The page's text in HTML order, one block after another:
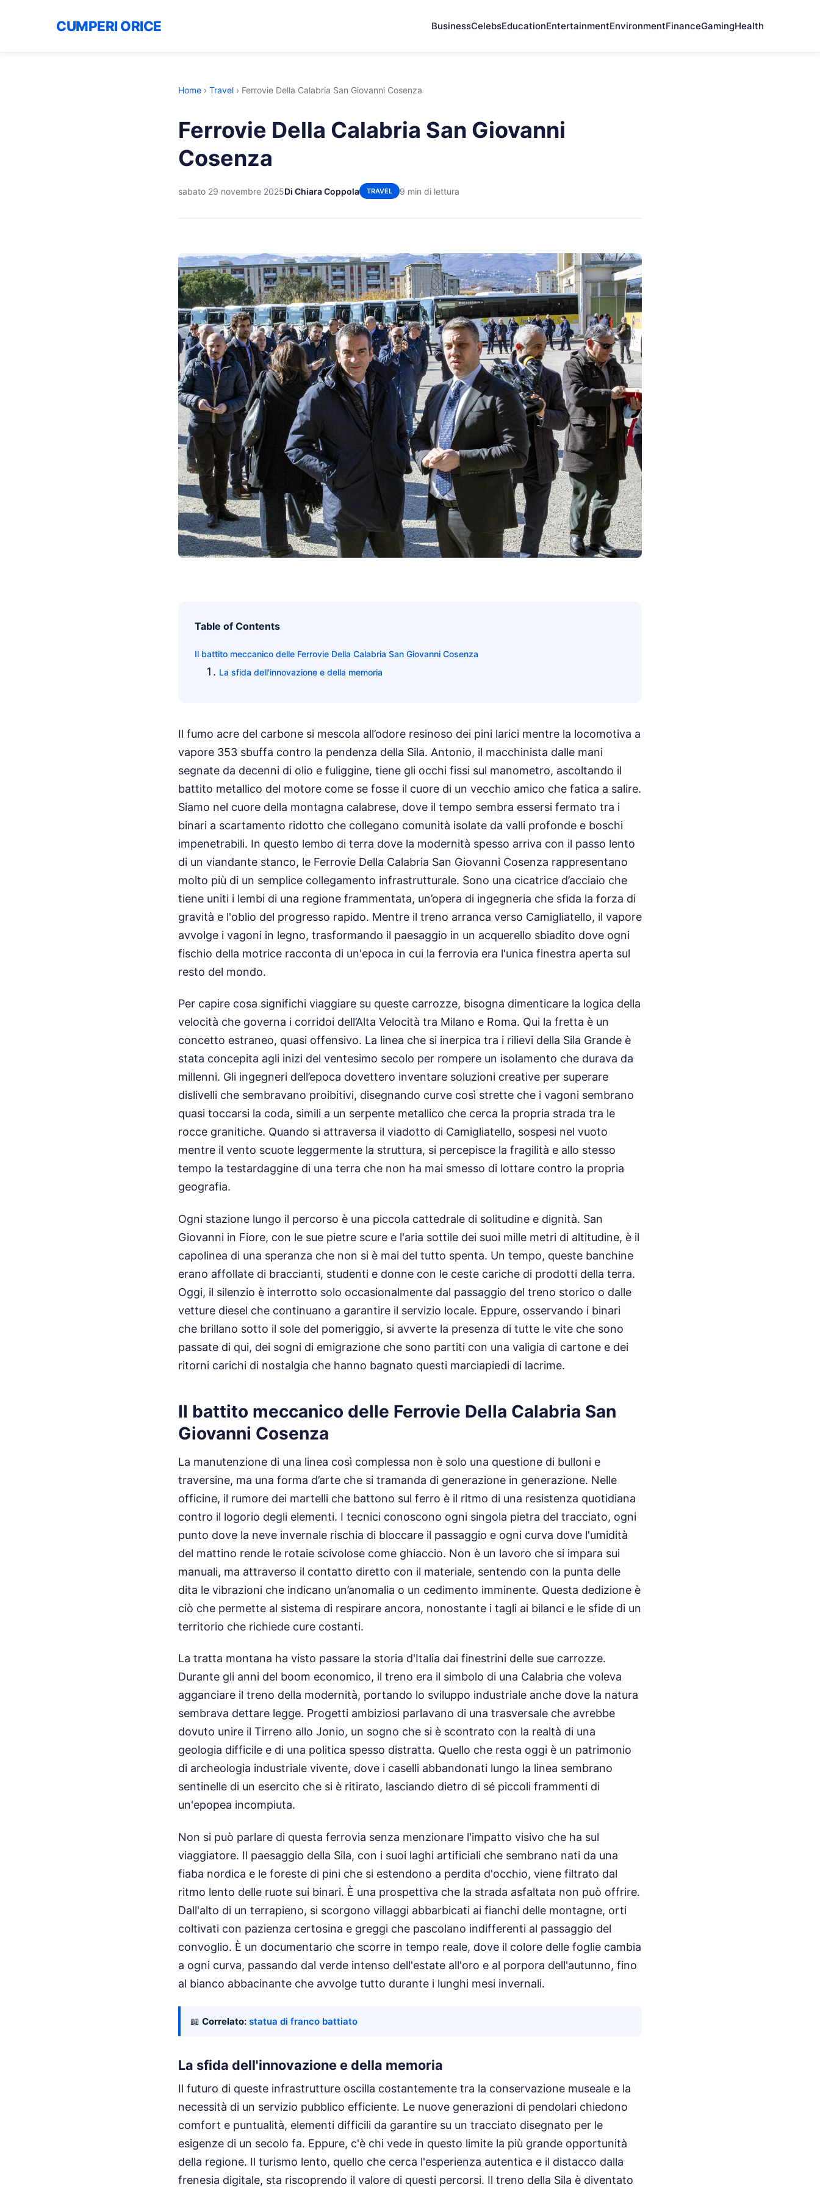
CUMPERI ORICE BusinessCelebsEducationEntertainmentEnvironmentFinanceGamingHealth
Home › Travel › Ferrovie Della Calabria San Giovanni Cosenza
Ferrovie Della Calabria San Giovanni
Cosenza
sabato 29 novembre 2025Di Chiara Coppola TRAVEL 9 min di lettura
Table of Contents
Il battito meccanico delle Ferrovie Della Calabria San Giovanni Cosenza
La sfida dell'innovazione e della memoria
Il fumo acre del carbone si mescola all’odore resinoso dei pini larici mentre la locomotiva a
vapore 353 sbuffa contro la pendenza della Sila. Antonio, il macchinista dalle mani
segnate da decenni di olio e fuliggine, tiene gli occhi fissi sul manometro, ascoltando il
battito metallico del motore come se fosse il cuore di un vecchio amico che fatica a salire.
Siamo nel cuore della montagna calabrese, dove il tempo sembra essersi fermato tra i
binari a scartamento ridotto che collegano comunità isolate da valli profonde e boschi
impenetrabili. In questo lembo di terra dove la modernità spesso arriva con il passo lento
di un viandante stanco, le Ferrovie Della Calabria San Giovanni Cosenza rappresentano
molto più di un semplice collegamento infrastrutturale. Sono una cicatrice d’acciaio che
tiene uniti i lembi di una regione frammentata, un’opera di ingegneria che sfida la forza di
gravità e l'oblio del progresso rapido. Mentre il treno arranca verso Camigliatello, il vapore
avvolge i vagoni in legno, trasformando il paesaggio in un acquerello sbiadito dove ogni
fischio della motrice racconta di un'epoca in cui la ferrovia era l'unica finestra aperta sul
resto del mondo.
Per capire cosa significhi viaggiare su queste carrozze, bisogna dimenticare la logica della
velocità che governa i corridoi dell’Alta Velocità tra Milano e Roma. Qui la fretta è un
concetto estraneo, quasi offensivo. La linea che si inerpica tra i rilievi della Sila Grande è
stata concepita agli inizi del ventesimo secolo per rompere un isolamento che durava da
millenni. Gli ingegneri dell’epoca dovettero inventare soluzioni creative per superare
dislivelli che sembravano proibitivi, disegnando curve così strette che i vagoni sembrano
quasi toccarsi la coda, simili a un serpente metallico che cerca la propria strada tra le
rocce granitiche. Quando si attraversa il viadotto di Camigliatello, sospesi nel vuoto
mentre il vento scuote leggermente la struttura, si percepisce la fragilità e allo stesso
tempo la testardaggine di una terra che non ha mai smesso di lottare contro la propria
geografia.
Ogni stazione lungo il percorso è una piccola cattedrale di solitudine e dignità. San
Giovanni in Fiore, con le sue pietre scure e l'aria sottile dei suoi mille metri di altitudine, è il
capolinea di una speranza che non si è mai del tutto spenta. Un tempo, queste banchine
erano affollate di braccianti, studenti e donne con le ceste cariche di prodotti della terra.
Oggi, il silenzio è interrotto solo occasionalmente dal passaggio del treno storico o dalle
vetture diesel che continuano a garantire il servizio locale. Eppure, osservando i binari
che brillano sotto il sole del pomeriggio, si avverte la presenza di tutte le vite che sono
passate di qui, dei sogni di emigrazione che sono partiti con una valigia di cartone e dei
ritorni carichi di nostalgia che hanno bagnato questi marciapiedi di lacrime.
Il battito meccanico delle Ferrovie Della Calabria San
Giovanni Cosenza
La manutenzione di una linea così complessa non è solo una questione di bulloni e
traversine, ma una forma d’arte che si tramanda di generazione in generazione. Nelle
officine, il rumore dei martelli che battono sul ferro è il ritmo di una resistenza quotidiana
contro il logorio degli elementi. I tecnici conoscono ogni singola pietra del tracciato, ogni
punto dove la neve invernale rischia di bloccare il passaggio e ogni curva dove l'umidità
del mattino rende le rotaie scivolose come ghiaccio. Non è un lavoro che si impara sui
manuali, ma attraverso il contatto diretto con il materiale, sentendo con la punta delle
dita le vibrazioni che indicano un’anomalia o un cedimento imminente. Questa dedizione è
ciò che permette al sistema di respirare ancora, nonostante i tagli ai bilanci e le sfide di un
territorio che richiede cure costanti.
La tratta montana ha visto passare la storia d'Italia dai finestrini delle sue carrozze.
Durante gli anni del boom economico, il treno era il simbolo di una Calabria che voleva
agganciare il treno della modernità, portando lo sviluppo industriale anche dove la natura
sembrava dettare legge. Progetti ambiziosi parlavano di una trasversale che avrebbe
dovuto unire il Tirreno allo Jonio, un sogno che si è scontrato con la realtà di una
geologia difficile e di una politica spesso distratta. Quello che resta oggi è un patrimonio
di archeologia industriale vivente, dove i caselli abbandonati lungo la linea sembrano
sentinelle di un esercito che si è ritirato, lasciando dietro di sé piccoli frammenti di
un'epopea incompiuta.
Non si può parlare di questa ferrovia senza menzionare l'impatto visivo che ha sul
viaggiatore. Il paesaggio della Sila, con i suoi laghi artificiali che sembrano nati da una
fiaba nordica e le foreste di pini che si estendono a perdita d'occhio, viene filtrato dal
ritmo lento delle ruote sui binari. È una prospettiva che la strada asfaltata non può offrire.
Dall'alto di un terrapieno, si scorgono villaggi abbarbicati ai fianchi delle montagne, orti
coltivati con pazienza certosina e greggi che pascolano indifferenti al passaggio del
convoglio. È un documentario che scorre in tempo reale, dove il colore delle foglie cambia
a ogni curva, passando dal verde intenso dell'estate all'oro e al porpora dell'autunno, fino
al bianco abbacinante che avvolge tutto durante i lunghi mesi invernali.
📖 Correlato: statua di franco battiato
La sfida dell'innovazione e della memoria
Il futuro di queste infrastrutture oscilla costantemente tra la conservazione museale e la
necessità di un servizio pubblico efficiente. Le nuove generazioni di pendolari chiedono
comfort e puntualità, elementi difficili da garantire su un tracciato disegnato per le
esigenze di un secolo fa. Eppure, c'è chi vede in questo limite la più grande opportunità
della regione. Il turismo lento, quello che cerca l'esperienza autentica e il distacco dalla
frenesia digitale, sta riscoprendo il valore di questi percorsi. Il treno della Sila è diventato